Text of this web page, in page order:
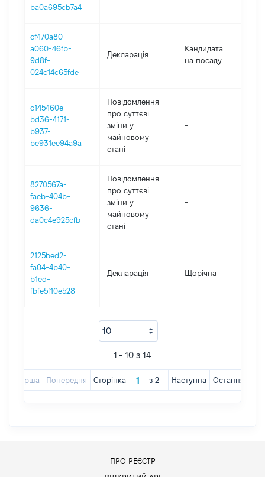
ba0a695cb7a4
cf470a80-
a060-46fb-
9d8f-
024c14c65fde
Декларація
Кандидата
на посаду
c145460e-
bd36-4171-
b937-
be931ee94a9a
Повідомлення
про суттєві
зміни y
майновому
стані
-
8270567a-
faeb-404b-
9636-
da0c4e925cfb
Повідомлення
про суттєві
зміни y
майновому
стані
-
2125bed2-
fa04-4b40-
b1ed-
fbfe5f10e528
Декларація Щорічна
1 - 10 з 14
Перша Попередня Сторінка з 2 Наступна Остання
ПРО РЕЄСТР